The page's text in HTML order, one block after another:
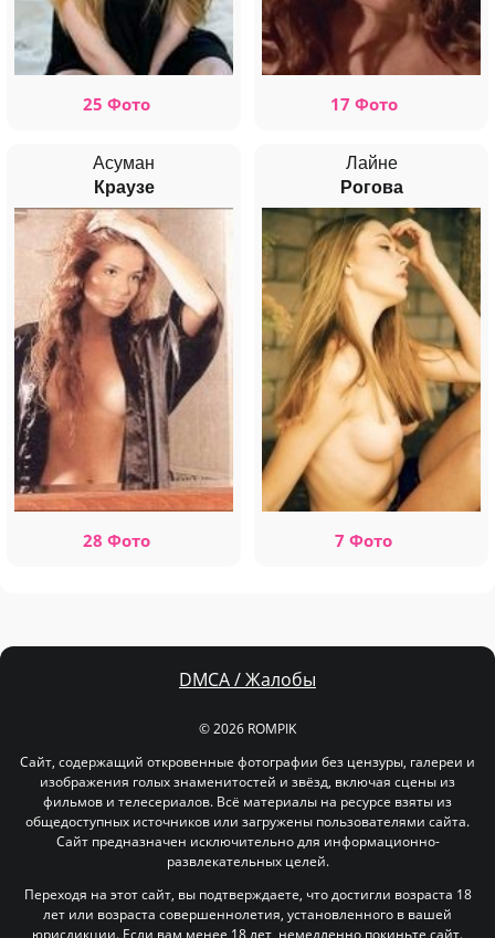
25 Фото 17 Фото
Асуман
Краузе
28 Фото
Лайне
Рогова
7 Фото
DMCA / Жалобы
© 2026 ROMPIK
Сайт, содержащий откровенные фотографии без цензуры, галереи и
изображения голых знаменитостей и звёзд, включая сцены из
фильмов и телесериалов. Всё материалы на ресурсе взяты из
общедоступных источников или загружены пользователями сайта.
Сайт предназначен исключительно для информационно-
развлекательных целей.
Переходя на этот сайт, вы подтверждаете, что достигли возраста 18
лет или возраста совершеннолетия, установленного в вашей
юрисдикции. Если вам менее 18 лет, немедленно покиньте сайт.